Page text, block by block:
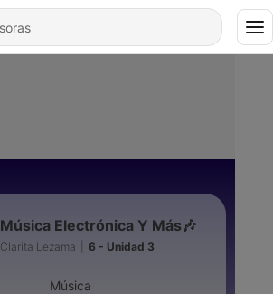
Música Electrónica Y Más🎶
Clarita Lezama 6 - Unidad 3
Música